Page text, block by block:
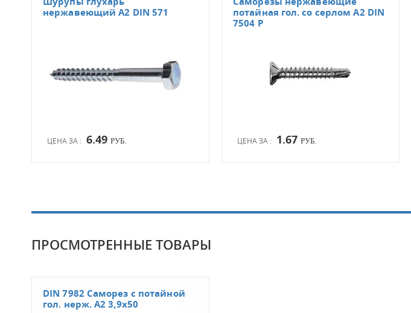
ЦЕНА ЗА : 6.49 РУБ.
нержавеющий А2 DIN 571
ЦЕНА ЗА : 1.67 РУБ.
потайная гол. со серлом А2 DIN
7504 Р
ПРОСМОТРЕННЫЕ ТОВАРЫ
DIN 7982 Саморез с потайной
гол. нерж. А2 3,9х50